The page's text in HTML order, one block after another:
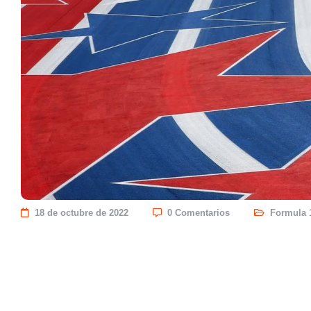
18 de octubre de 2022 0 Comentarios Formula